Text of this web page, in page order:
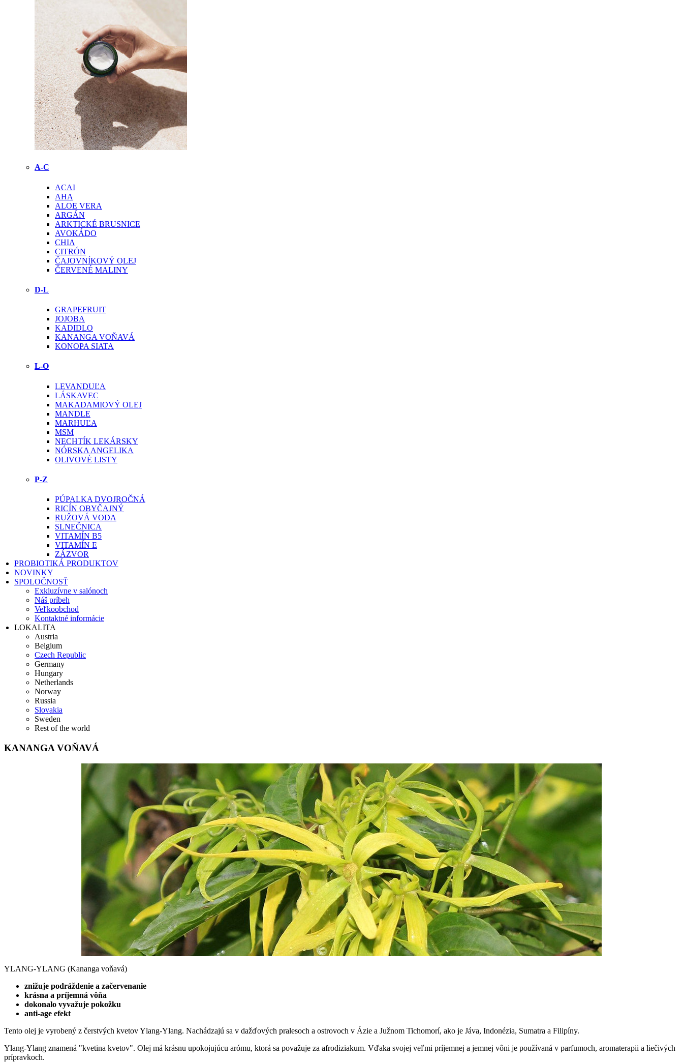
A-C
ACAI
AHA
ALOE VERA
ARGÁN
ARKTICKÉ BRUSNICE
AVOKÁDO
CHIA
CITRÓN
ČAJOVNÍKOVÝ OLEJ
ČERVENÉ MALINY
D-L
GRAPEFRUIT
JOJOBA
KADIDLO
KANANGA VOŇAVÁ
KONOPA SIATA
L-O
LEVANDUĽA
LÁSKAVEC
MAKADAMIOVÝ OLEJ
MANDLE
MARHUĽA
MSM
NECHTÍK LEKÁRSKY
NÓRSKA ANGELIKA
OLIVOVÉ LISTY
P-Z
PÚPALKA DVOJROČNÁ
RICÍN OBYČAJNÝ
RUŽOVÁ VODA
SLNEČNICA
VITAMÍN B5
VITAMÍN E
ZÁZVOR
PROBIOTIKÁ PRODUKTOV
NOVINKY
SPOLOČNOSŤ
Exkluzívne v salónoch
Náš príbeh
Veľkoobchod
Kontaktné informácie
LOKALITA
Austria
Belgium
Czech Republic
Germany
Hungary
Netherlands
Norway
Russia
Slovakia
Sweden
Rest of the world
KANANGA VOŇAVÁ
YLANG-YLANG (Kananga voňavá)
znižuje podráždenie a začervenanie
krásna a príjemná vôňa
dokonalo vyvažuje pokožku
anti-age efekt
Tento olej je vyrobený z čerstvých kvetov Ylang-Ylang. Nachádzajú sa v dažďových pralesoch a ostrovoch v Ázie a Južnom Tichomorí, ako je Jáva, Indonézia, Sumatra a Filipíny.
Ylang-Ylang znamená "kvetina kvetov". Olej má krásnu upokojujúcu arómu, ktorá sa považuje za afrodiziakum. Vďaka svojej veľmi príjemnej a jemnej vôni je používaná v parfumoch, aromaterapii a liečivých
prípravkoch.